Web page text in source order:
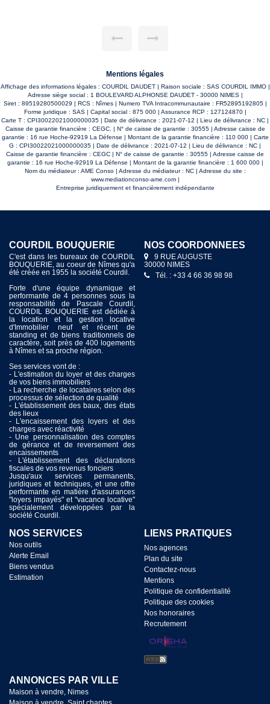
bien. DPE C -Mandat 15584- Pas de procédure en cours-
Mentions légales
Affichage des informations légales : COURDIL DAUDET | Raison sociale : SAS COURDIL IMMO |
Adresse siège social : 1 BOULEVARD ALPHONSE DAUDET - 30000 NIMES |
Siret : 89519280500029 | RCS : Nîmes | Numero TVA Intracommunautaire : FR52895192805 |
Forme juridique : SAS | Capital social : 875 000 | Assurance RCP : 127124870 |
Carte T : CPI30022021000000035 | Date de délivrance : 2021-07-12 | Lieu de délivrance : NC |
Caisse de garantie financière : CEGC. | N° de caisse de garantie : 30555 | Adresse caisse de
garantie : 16 rue Hoche-92919 La Défense | Montant de la garantie financière : 110 000 | Carte
G : CPI30022021000000035 | Date de délivrance : 2021-07-12 | Lieu de délivrance : NC |
Caisse de garantie financière : CEGC | N° de caisse de garantie : 30555 | Adresse caisse de
garantie : 16 rue Hoche-92919 La Défense | Montant de la garantie financière : 1 600 000 |
Nom du médiateur : AME Conso | Adresse du médiateur : NC | Adresse du site :
www.mediationconso-ame.com|
Entreprise juridiquement et financièrement indépendante
COURDIL BOUQUERIE
C'est dans les bureaux de COURDIL
BOUQUERIE, au coeur de Nîmes qu'a
été créée en 1955 la société Courdil.
Forte d'une équipe dynamique et
performante de 4 personnes sous la
responsabilité de Pascale Courdil,
COURDIL BOUQUERIE est dédiée à
la location et la gestion locative
d'Immobilier neuf et récent de
standing et de biens traditionnels de
caractère, soit près de 400 logements
à Nîmes et sa proche région.
Ses services vont de :
- L'estimation du loyer et des charges
de vos biens immobiliers
- La recherche de locataires selon des
processus de sélection de qualité
- L'établissement des baux, des états
des lieux
- L'encaissement des loyers et des
charges avec réactivité
- Une personnalisation des comptes
de gérance et de reversement des
encaissements
- L'établissement des déclarations
fiscales de vos revenus fonciers
Jusqu'aux services permanents,
juridiques et techniques, et une offre
performante en matière d'assurances
"loyers impayés" et "vacance locative"
spécialement développées par la
société Courdil.
NOS COORDONNÉES
9 RUE AUGUSTE
30000 NIMES
Tél. : +33 4 66 36 98 98
NOS SERVICES
Nos outils
Alerte Email
Biens vendus
Estimation
LIENS PRATIQUES
Nos agences
Plan du site
Contactez-nous
Mentions
Politique de confidentialité
Politique des cookies
Nos honoraires
Recrutement
ANNONCES PAR VILLE
Maison à vendre, Nimes